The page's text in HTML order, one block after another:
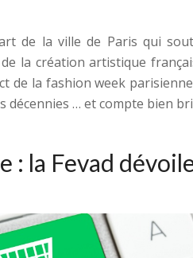
de la ville de Paris qui
la création artistique
de la fashion week
décennies … et compte bien
: la Fevad